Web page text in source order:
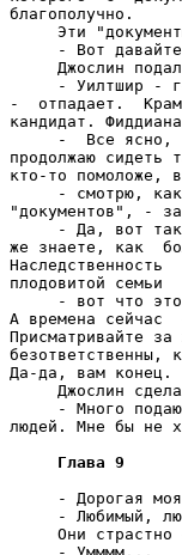
Глава 9
- Дорогая
- Любимый,
Они страстно